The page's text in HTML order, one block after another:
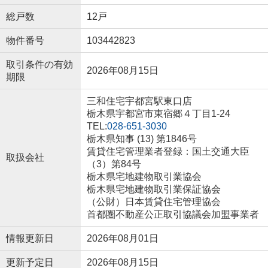
総戸数 12戸
物件番号 103442823
取引条件の有効
期限
2026年08月15日
取扱会社
三和住宅宇都宮駅東口店
栃木県宇都宮市東宿郷４丁目1-24
TEL:028-651-3030
栃木県知事 (13) 第1846号
賃貸住宅管理業者登録：国土交通大臣
（3）第84号
栃木県宅地建物取引業協会
栃木県宅地建物取引業保証協会
（公財）日本賃貸住宅管理協会
首都圏不動産公正取引協議会加盟事業者
情報更新日 2026年08月01日
更新予定日 2026年08月15日